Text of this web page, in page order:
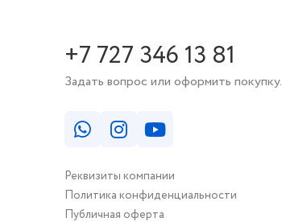
+7 727 346 13 81
Задать вопрос или оформить покупку.
Реквизиты компании
Политика конфиденциальности
Публичная оферта